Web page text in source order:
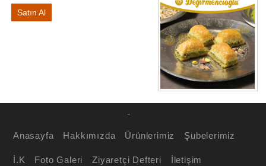
Satın Al
-
Anasayfa Hakkımızda Ürünlerimiz Şubelerimiz
İ.K Foto Galeri Ziyaretçi Defteri İletişim